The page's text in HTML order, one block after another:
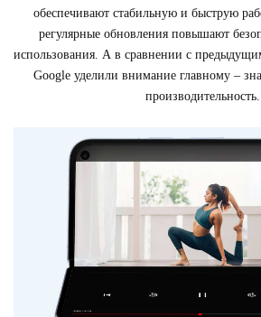
обеспечивают стабильную и быструю
регулярные обновления повышают
использования. А в сравнении с
Google уделили внимание главному –
производительность.